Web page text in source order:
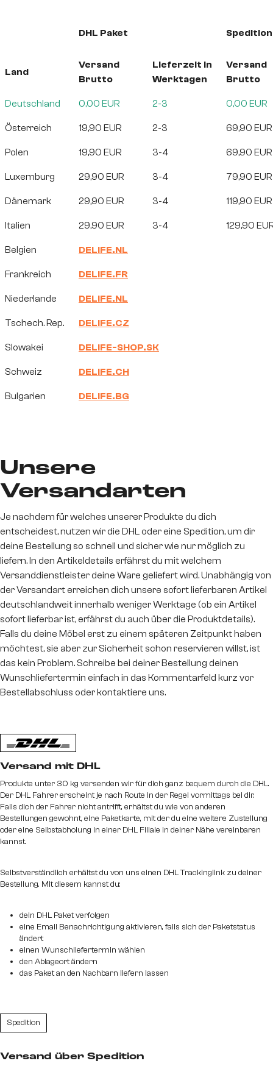
DHL Paket Spedition
Land
Versand
Brutto
Lieferzeit in
Werktagen
Versand
Brutto
Deutschland 0,00 EUR 2-3 0,00 EUR
Österreich 19,90 EUR 2-3 69,90 EUR
Polen 19,90 EUR 3-4 69,90 EUR
Luxemburg 29,90 EUR 3-4 79,90 EUR
Dänemark 29,90 EUR 3-4 119,90 EUR
Italien 29,90 EUR 3-4 129,90
Belgien DELIFE.NL
Frankreich DELIFE.FR
Niederlande DELIFE.NL
Tschech. Rep. DELIFE.CZ
Slowakei DELIFE-SHOP.SK
Schweiz DELIFE.CH
Bulgarien DELIFE.BG
Unsere
Versandarten
Je nachdem für welches unserer Produkte du dich
entscheidest, nutzen wir die DHL oder eine Spedition, um dir
deine Bestellung so schnell und sicher wie nur möglich zu
liefern. In den Artikeldetails erfährst du mit welchem
Versanddienstleister deine Ware geliefert wird. Unabhängig von
der Versandart erreichen dich unsere sofort lieferbaren Artikel
deutschlandweit innerhalb weniger Werktage (ob ein Artikel
sofort lieferbar ist, erfährst du auch über die Produktdetails).
Falls du deine Möbel erst zu einem späteren Zeitpunkt haben
möchtest, sie aber zur Sicherheit schon reservieren willst, ist
das kein Problem. Schreibe bei deiner Bestellung deinen
Wunschliefertermin einfach in das Kommentarfeld kurz vor
Bestellabschluss oder kontaktiere uns.
Versand mit DHL
Produkte unter 30 kg versenden wir für dich ganz bequem durch die DHL.
Der DHL Fahrer erscheint je nach Route in der Regel vormittags bei dir.
Falls dich der Fahrer nicht antrifft, erhältst du wie von anderen
Bestellungen gewohnt, eine Paketkarte, mit der du eine weitere Zustellung
oder eine Selbstabholung in einer DHL Filiale in deiner Nähe vereinbaren
kannst.
Selbstverständlich erhältst du von uns einen DHL Trackinglink zu deiner
Bestellung. Mit diesem kannst du:
dein DHL Paket verfolgen
eine Email Benachrichtigung aktivieren, falls sich der Paketstatus
ändert
einen Wunschliefertermin wählen
den Ablageort ändern
das Paket an den Nachbarn liefern lassen
Spedition
Versand über Spedition